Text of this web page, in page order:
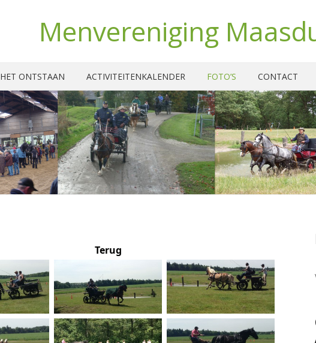
Menvereniging
HET ONTSTAAN ACTIVITEITENKALENDER FOTO’S CONTACT
Terug